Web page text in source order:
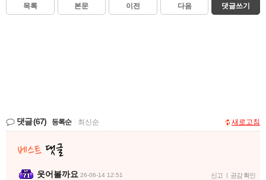
목록 본문 이전 다음 댓글쓰기
댓글(67) 등록순 최신순 새로고침
웃어볼까요 26-06-14 12:51 신고 공감 확인